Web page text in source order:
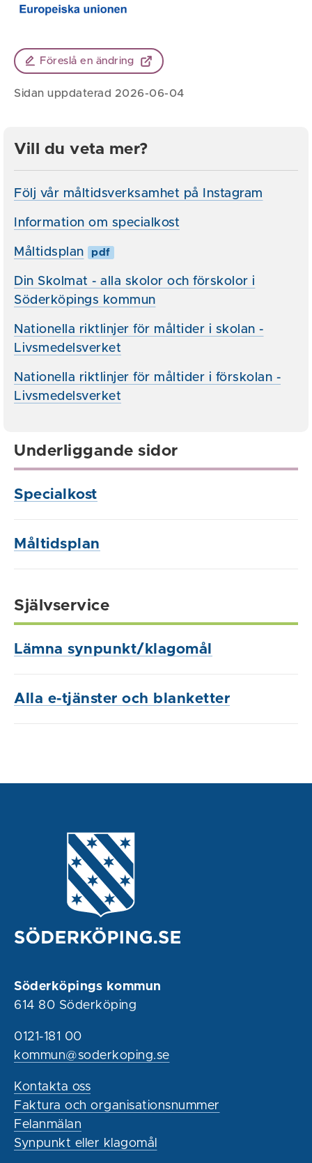
Föreslå en ändring
Sidan uppdaterad 2026-06-04
Vill du veta mer?
Följ vår måltidsverksamhet på Instagram
Information om specialkost
Måltidsplan pdf
Din Skolmat - alla skolor och förskolor i
Söderköpings kommun
Nationella riktlinjer för måltider i skolan -
Livsmedelsverket
Nationella riktlinjer för måltider i förskolan -
Livsmedelsverket
Underliggande sidor
Specialkost
Måltidsplan
Självservice
Lämna synpunkt/klagomål
Alla e-tjänster och blanketter
Söderköpings kommun
614 80 Söderköping
0121-181 00
kommun@soderkoping.se
Kontakta oss
Faktura och organisationsnummer
Felanmälan
Synpunkt eller klagomål